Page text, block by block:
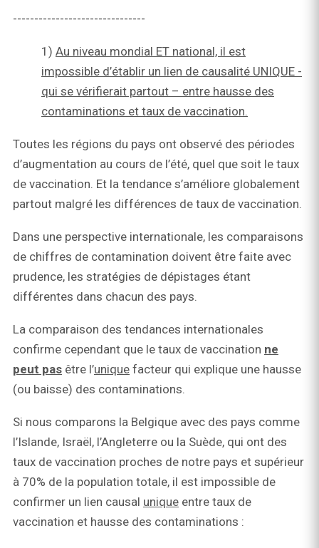
-------------------------------
1) Au niveau mondial ET national, il est
impossible d’établir un lien de causalité UNIQUE -
qui se vérifierait partout – entre hausse des
contaminations et taux de vaccination.
Toutes les régions du pays ont observé des périodes
d’augmentation au cours de l’été, quel que soit le taux
de vaccination. Et la tendance s’améliore globalement
partout malgré les différences de taux de vaccination.
Dans une perspective internationale, les comparaisons
de chiffres de contamination doivent être faite avec
prudence, les stratégies de dépistages étant
différentes dans chacun des pays.
La comparaison des tendances internationales
confirme cependant que le taux de vaccination ne
peut pas être l’unique facteur qui explique une hausse
(ou baisse) des contaminations.
Si nous comparons la Belgique avec des pays comme
l’Islande, Israël, l’Angleterre ou la Suède, qui ont des
taux de vaccination proches de notre pays et supérieur
à 70% de la population totale, il est impossible de
confirmer un lien causal unique entre taux de
vaccination et hausse des contaminations :